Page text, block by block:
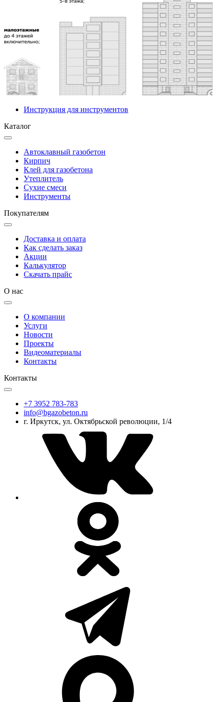
Инструкция для инструментов
Каталог
Автоклавный газобетон
Кирпич
Клей для газобетона
Утеплитель
Сухие смеси
Инструменты
Покупателям
Доставка и оплата
Как сделать заказ
Акции
Калькулятор
Скачать прайс
О нас
О компании
Услуги
Новости
Проекты
Видеоматериалы
Контакты
Контакты
+7 3952 783-783
info@bgazobeton.ru
г. Иркутск, ул. Октябрьской революции, 1/4